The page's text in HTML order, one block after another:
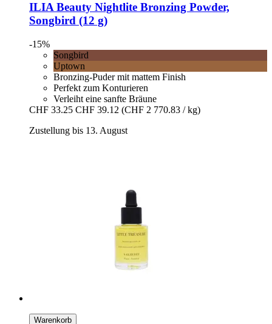
ILIA Beauty Nightlite Bronzing Powder,
Songbird (12 g)
-15%
Songbird
Uptown
Bronzing-Puder mit mattem Finish
Perfekt zum Konturieren
Verleiht eine sanfte Bräune
CHF 33.25 CHF 39.12 (CHF 2 770.83 / kg)
Zustellung bis 13. August
Warenkorb